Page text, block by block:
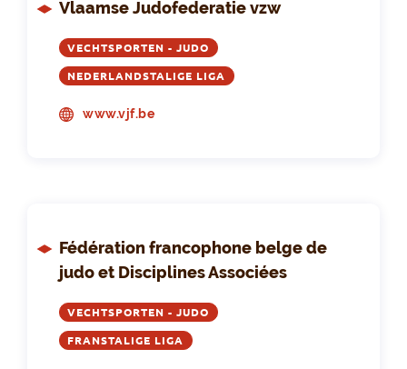
Vlaamse Judofederatie vzw
VECHTSPORTEN - JUDO
NEDERLANDSTALIGE LIGA
www.vjf.be
Fédération francophone belge de
judo et Disciplines Associées
VECHTSPORTEN - JUDO
FRANSTALIGE LIGA